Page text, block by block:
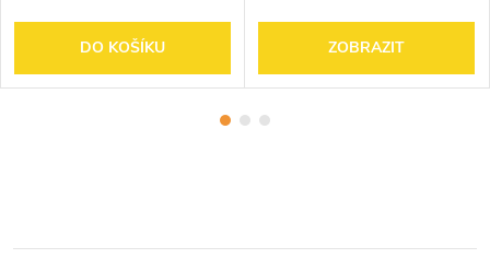
DO KOŠÍKU ZOBRAZIT